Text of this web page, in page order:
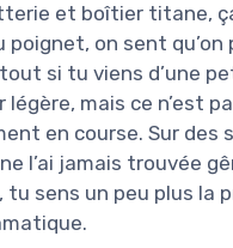
et boîtier titane,
poignet, on sent qu’on
si tu viens d’une
légère, mais ce n’est
en course. Sur des
l’ai jamais trouvée
tu sens un peu plus la